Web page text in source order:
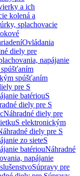
a ich
kolená a
splachovacie
Ovládania
diely pre
napájanie
spúšťaním
pre S
batériouS
diely pre S
Náhradné diely pre
S elektronickým
diely pre S
zo sieteS
batériouNáhradné
napájanie
Súpravy pre